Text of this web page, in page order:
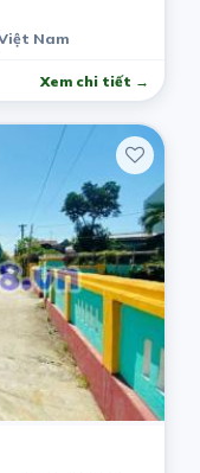
Nam
Xem chi tiết →